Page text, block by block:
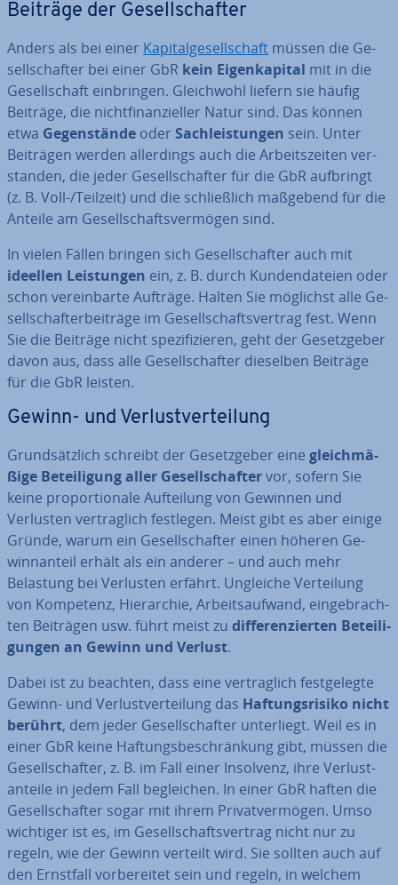
Beiträge der Ge­sell­schaf­ter
Anders als bei einer Ka­pi­tal­ge­sell­schaft müssen die Ge­
sell­schaf­ter bei einer GbR kein Ei­gen­ka­pi­tal mit in die
Ge­sell­schaft ein­brin­gen. Gleich­wohl liefern sie häufig
Beiträge, die nicht­fi­nan­zi­el­ler Natur sind. Das können
etwa Ge­gen­stän­de oder Sach­leis­tun­gen sein. Unter
Beiträgen werden al­ler­dings auch die Ar­beits­zei­ten ver­
stan­den, die jeder Ge­sell­schaf­ter für die GbR aufbringt
(z. B. Voll-/Teilzeit) und die schließ­lich maßgebend für die
Anteile am Ge­sell­schafts­ver­mö­gen sind.
In vielen Fällen bringen sich Ge­sell­schaf­ter auch mit
ideellen Leis­tun­gen ein, z. B. durch Kun­den­da­tei­en oder
schon ver­ein­bar­te Aufträge. Halten Sie möglichst alle Ge­
sell­schaf­ter­bei­trä­ge im Ge­sell­schafts­ver­trag fest. Wenn
Sie die Beiträge nicht spe­zi­fi­zie­ren, geht der Ge­setz­ge­ber
davon aus, dass alle Ge­sell­schaf­ter dieselben Beiträge
für die GbR leisten.
Gewinn- und Ver­lust­ver­tei­lung
Grund­sätz­lich schreibt der Ge­setz­ge­ber eine gleich­mä­
ßi­ge Be­tei­li­gung aller Ge­sell­schaf­tervor, sofern Sie
keine pro­por­tio­na­le Auf­tei­lung von Gewinnen und
Verlusten ver­trag­lich festlegen. Meist gibt es aber einige
Gründe, warum ein Ge­sell­schaf­ter einen höheren Ge­
winn­an­teil erhält als ein anderer – und auch mehr
Belastung bei Verlusten erfährt. Ungleiche Ver­tei­lung
von Kompetenz, Hier­ar­chie, Ar­beits­auf­wand, ein­ge­brach­
ten Beiträgen usw. führt meist zu dif­fe­ren­zier­ten Be­tei­li­
gun­gen an Gewinn und Verlust.
Dabei ist zu beachten, dass eine ver­trag­lich fest­ge­leg­te
Gewinn- und Ver­lust­ver­tei­lung das Haf­tungs­ri­si­ko nicht
berührt, dem jeder Ge­sell­schaf­ter un­ter­liegt. Weil es in
einer GbR keine Haf­tungs­be­schrän­kung gibt, müssen die
Ge­sell­schaf­ter, z. B. im Fall einer Insolvenz, ihre Ver­lust­
an­tei­le in jedem Fall be­glei­chen. In einer GbR haften die
Ge­sell­schaf­ter sogar mit ihrem Pri­vat­ver­mö­gen. Umso
wichtiger ist es, im Ge­sell­schafts­ver­trag nicht nur zu
regeln, wie der Gewinn verteilt wird. Sie sollten auch auf
den Ernstfall vor­be­rei­tet sein und regeln, in welchem